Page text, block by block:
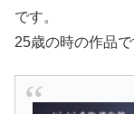
です。
25歳の時の作品で